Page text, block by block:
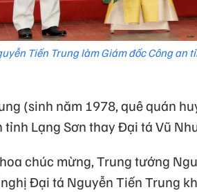
Tiến Trung làm Giám đốc Công an
(sinh năm 1978, quê quán
tỉnh Lạng Sơn thay Đại tá Vũ
chúc mừng, Trung tướng
Đại tá Nguyễn Tiến Trung